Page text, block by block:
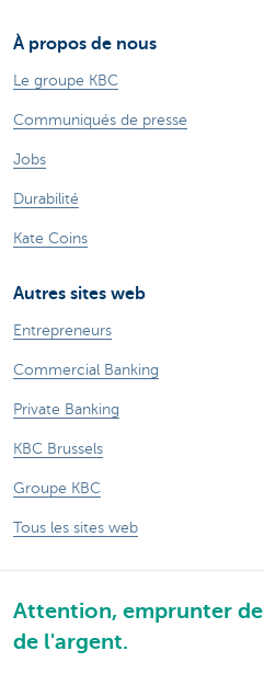
À propos de nous
Le groupe KBC
Communiqués de presse
Jobs
Durabilité
Kate Coins
Autres sites web
Entrepreneurs
Commercial Banking
Private Banking
KBC Brussels
Groupe KBC
Tous les sites web
Attention, emprunter
de l'argent.